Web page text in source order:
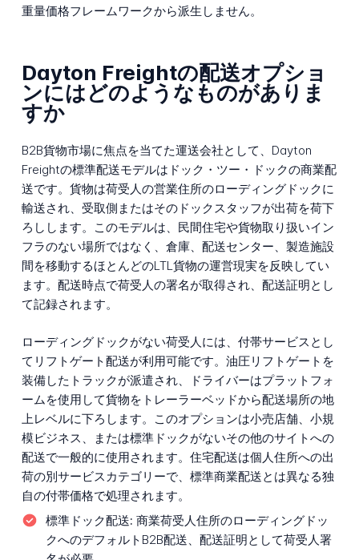
重量価格フレームワークから派生しません。
Dayton Freightの配送オプショ
ンにはどのようなものがありま
すか
B2B貨物市場に焦点を当てた運送会社として、Dayton
Freightの標準配送モデルはドック・ツー・ドックの商業配
送です。貨物は荷受人の営業住所のローディングドックに
輸送され、受取側またはそのドックスタッフが出荷を荷下
ろしします。このモデルは、民間住宅や貨物取り扱いイン
フラのない場所ではなく、倉庫、配送センター、製造施設
間を移動するほとんどのLTL貨物の運営現実を反映してい
ます。配送時点で荷受人の署名が取得され、配送証明とし
て記録されます。
ローディングドックがない荷受人には、付帯サービスとし
てリフトゲート配送が利用可能です。油圧リフトゲートを
装備したトラックが派遣され、ドライバーはプラットフォ
ームを使用して貨物をトレーラーベッドから配送場所の地
上レベルに下ろします。このオプションは小売店舗、小規
模ビジネス、または標準ドックがないその他のサイトへの
配送で一般的に使用されます。住宅配送は個人住所への出
荷の別サービスカテゴリーで、標準商業配送とは異なる独
自の付帯価格で処理されます。
標準ドック配送: 商業荷受人住所のローディングドッ
クへのデフォルトB2B配送、配送証明として荷受人署